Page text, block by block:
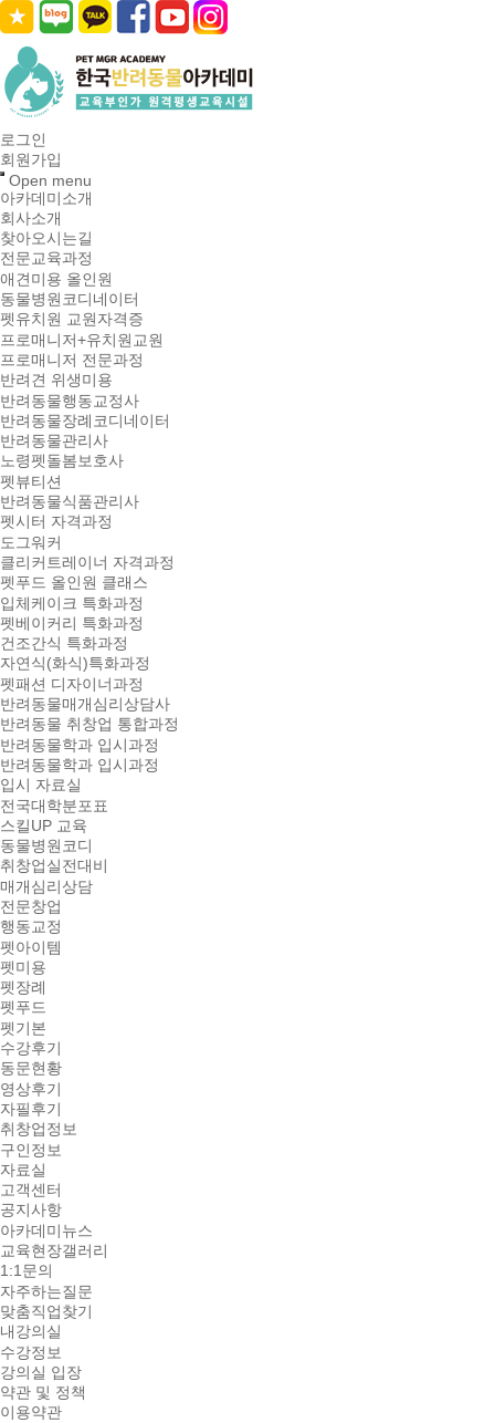
로그인
회원가입
Open menu
아카데미소개
회사소개
찾아오시는길
전문교육과정
애견미용 올인원
동물병원코디네이터
펫유치원 교원자격증
프로매니저+유치원교원
프로매니저 전문과정
반려견 위생미용
반려동물행동교정사
반려동물장례코디네이터
반려동물관리사
노령펫돌봄보호사
펫뷰티션
반려동물식품관리사
펫시터 자격과정
도그워커
클리커트레이너 자격과정
펫푸드 올인원 클래스
입체케이크 특화과정
펫베이커리 특화과정
건조간식 특화과정
자연식(화식)특화과정
펫패션 디자이너과정
반려동물매개심리상담사
반려동물 취창업 통합과정
반려동물학과 입시과정
반려동물학과 입시과정
입시 자료실
전국대학분포표
스킬UP 교육
동물병원코디
취창업실전대비
매개심리상담
전문창업
행동교정
펫아이템
펫미용
펫장례
펫푸드
펫기본
수강후기
동문현황
영상후기
자필후기
취창업정보
구인정보
자료실
고객센터
공지사항
아카데미뉴스
교육현장갤러리
1:1문의
자주하는질문
맞춤직업찾기
내강의실
수강정보
강의실 입장
약관 및 정책
이용약관